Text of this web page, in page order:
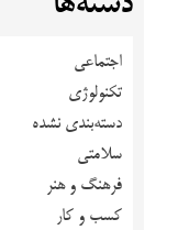
دسته‌ها
اجتماعی
تکنولوژی
دسته‌بندی نشده
سلامتی
فرهنگ و هنر
کسب و کار